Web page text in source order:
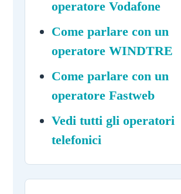
operatore Vodafone
Come parlare con un
operatore WINDTRE
Come parlare con un
operatore Fastweb
Vedi tutti gli operatori
telefonici